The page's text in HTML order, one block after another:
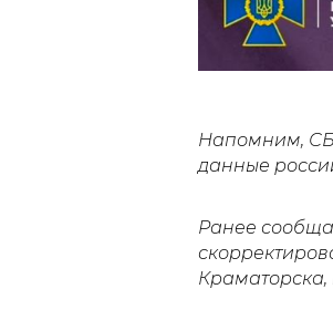
Напомним,
данные
Ранее
Краматорска,